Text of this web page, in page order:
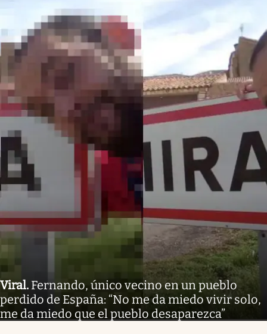
Viral. Fernando, único vecino en un pueblo
perdido de España: “No me da miedo vivir solo,
me da miedo que el pueblo desaparezca”